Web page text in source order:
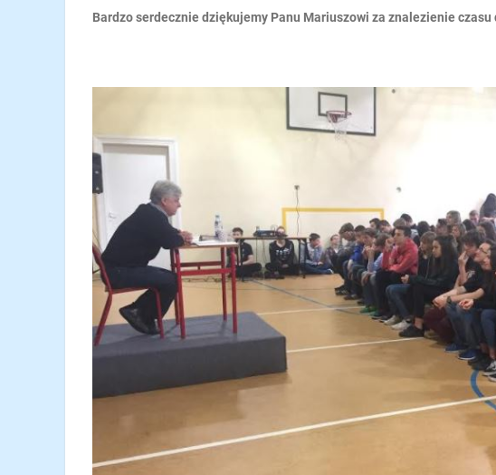
Bardzo serdecznie dziękujemy Panu Mariuszowi za znalezienie czasu